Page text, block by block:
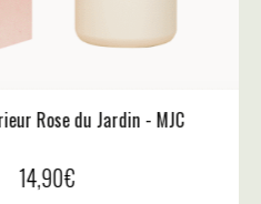
du Jardin - MJC
14,90€